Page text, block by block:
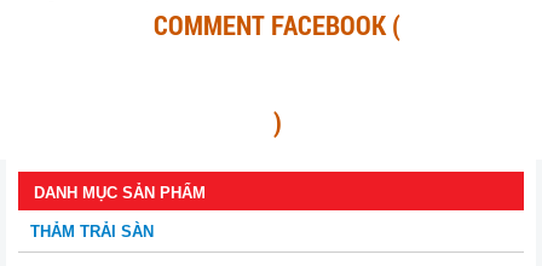
COMMENT FACEBOOK (
)
DANH MỤC SẢN PHẨM
THẢM TRẢI SÀN